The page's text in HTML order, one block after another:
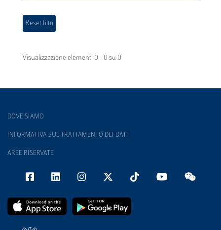
Visualizzazione elementi 0 - 0 su 0
DOVE SIAMO
INFORMATIVA SUL TRATTAMENTO DEI DATI
AREE RISERVATE